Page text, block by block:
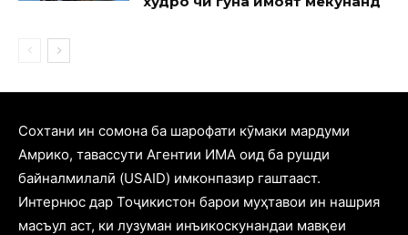
Cохтани ин сомона ба шарофати кӯмаки мардуми
Амрико, тавассути Агентии ИМА оид ба рушди
байналмилалӣ (USAID) имконпазир гаштааст.
Интернюс дар Тоҷикистон барои муҳтавои ин нашрия
масъул аст, ки лузуман инъикоскунандаи мавқеи